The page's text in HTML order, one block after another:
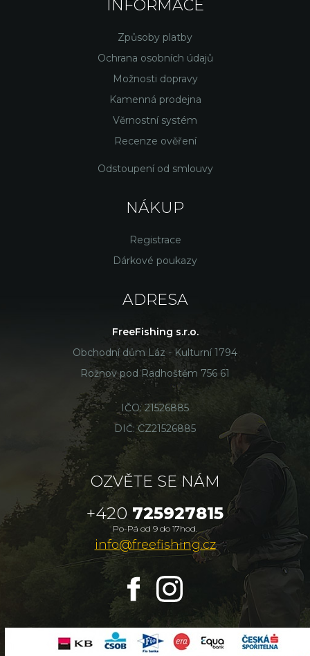
INFORMACE
Způsoby platby
Ochrana osobních údajů
Možnosti dopravy
Kamenná prodejna
Věrnostní systém
Recenze ověření
Odstoupení od smlouvy
NÁKUP
Registrace
Dárkové poukazy
ADRESA
FreeFishing s.r.o.
Obchodní dům Láz - Kulturní 1794
Rožnov pod Radhoštěm 756 61
IČO: 21526885
DIČ: CZ21526885
OZVĚTE SE NÁM
+420 725927815
Po-Pá od 9 do 17hod.
info@freefishing.cz